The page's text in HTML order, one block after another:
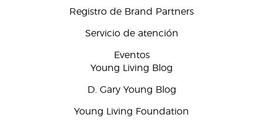
Registro de Brand Partners
Servicio de atención
Eventos
Young Living Blog
D. Gary Young Blog
Young Living Foundation